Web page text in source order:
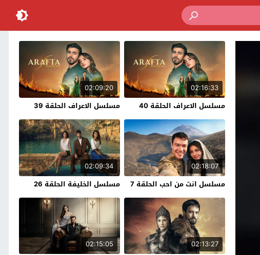
02:16:33
مسلسل الاعراف الحلقة 40
02:09:20
مسلسل الاعراف الحلقة 39
02:18:07
مسلسل انت من احب الحلقة 7
02:09:34
مسلسل الخليفة الحلقة 26
02:13:27
02:15:05